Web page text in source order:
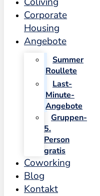
Corporate
Housing
Angebote
Summer
Roullete
Last-
Minute-
Angebote
Gruppen-
5.
Person
gratis
Coworking
Blog
Kontakt